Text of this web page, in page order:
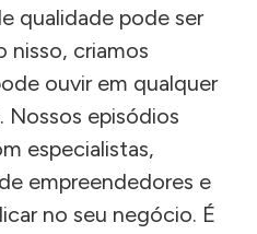
qualidade pode ser
nisso, criamos
ouvir em qualquer
Nossos episódios
especialistas,
empreendedores e
no seu negócio. É